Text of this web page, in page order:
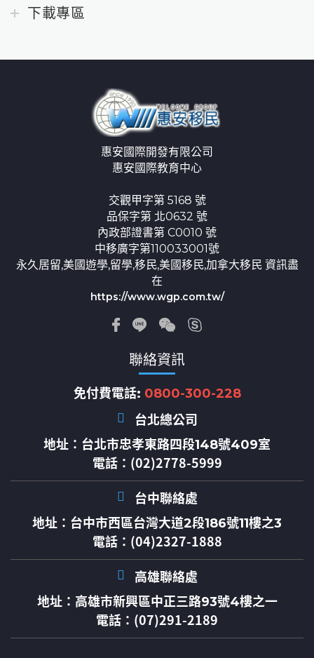
下載專區
惠安國際開發有限公司
惠安國際教育中心
交觀甲字第 5168 號
品保字第 北0632 號
內政部證書第 C0010 號
中移廣字第110033001號
永久居留,美國遊學,留學,移民,美國移民,加拿大移民 資訊盡
在
https://www.wgp.com.tw/
聯絡資訊
免付費電話: 0800-300-228
台北總公司
地址： 台北市忠孝東路四段148號409室
電話：(02)2778-5999
台中聯絡處
地址： 台中市西區台灣大道2段186號11樓之3
電話：(04)2327-1888
高雄聯絡處
地址： 高雄市新興區中正三路93號4樓之一
電話：(07)291-2189